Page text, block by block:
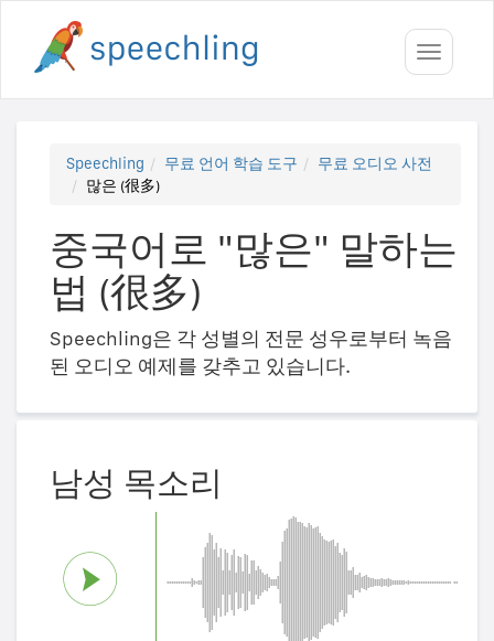
Toggle
Speechling 무료 언어 학습 도구
무료 오디오 사전
많은 (很多)
중국어로 "많은" 말하는
법 (很多)
Speechling은 각 성별의 전문 성우로부터 녹음
된 오디오 예제를 갖추고 있습니다.
남성 목소리